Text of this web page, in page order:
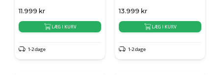
11.999 kr
LÆG I KURV
1-2 dage
13.999 kr
LÆG I KURV
1-2 dage